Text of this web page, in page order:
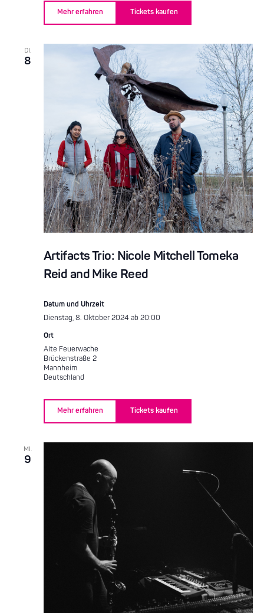
Mehr erfahren Tickets kaufen
DI.
8
Artifacts Trio: Nicole Mitchell Tomeka
Reid and Mike Reed
Datum und Uhrzeit
Dienstag, 8. Oktober 2024 ab 20:00
Ort
Alte Feuerwache
Brückenstraße 2
Mannheim
Deutschland
Mehr erfahren Tickets kaufen
MI.
9